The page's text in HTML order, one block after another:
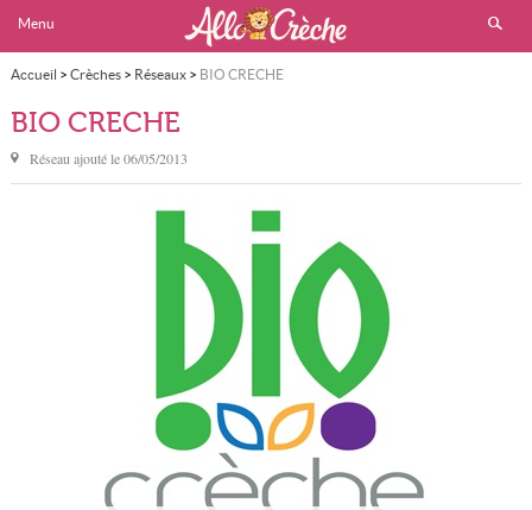
Menu
Accueil > Crèches> Réseaux> BIO CRECHE
BIO CRECHE
Réseau ajouté le06/05/2013